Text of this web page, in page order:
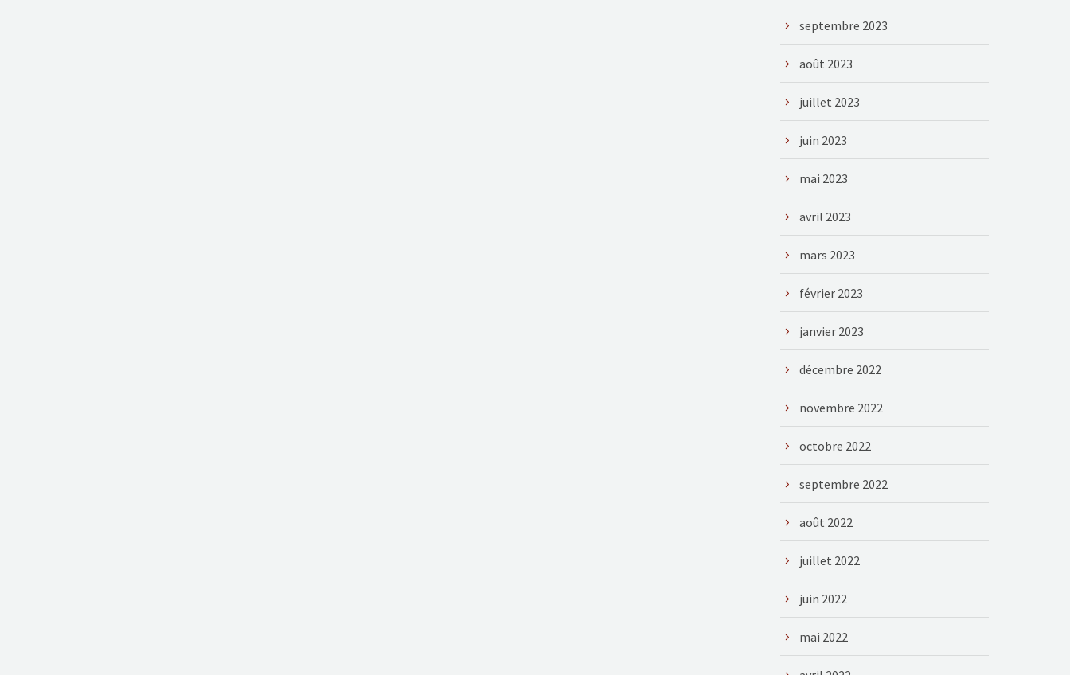
septembre 2023
août 2023
juillet 2023
juin 2023
mai 2023
avril 2023
mars 2023
février 2023
janvier 2023
décembre 2022
novembre 2022
octobre 2022
septembre 2022
août 2022
juillet 2022
juin 2022
mai 2022